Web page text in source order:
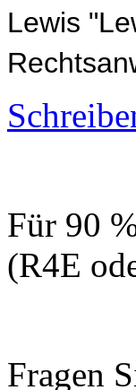
Lewis
Für 90
(R4E
Fragen